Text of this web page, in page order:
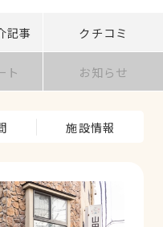
記事 クチコミ
ト お知らせ
施設情報